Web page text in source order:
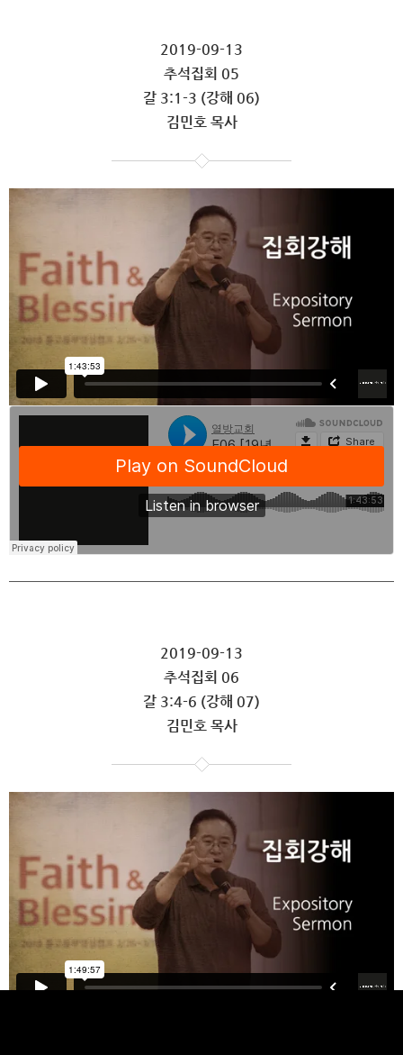
2019-09-13
추석집회 05
갈 3:1-3 (강해 06)
김민호 목사
2019-09-13
추석집회 06
갈 3:4-6 (강해 07)
김민호 목사